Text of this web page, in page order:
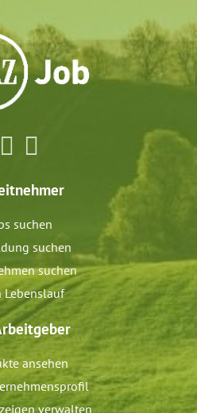
suchen
suchen
suchen
Lebenslauf
ansehen
verwalten